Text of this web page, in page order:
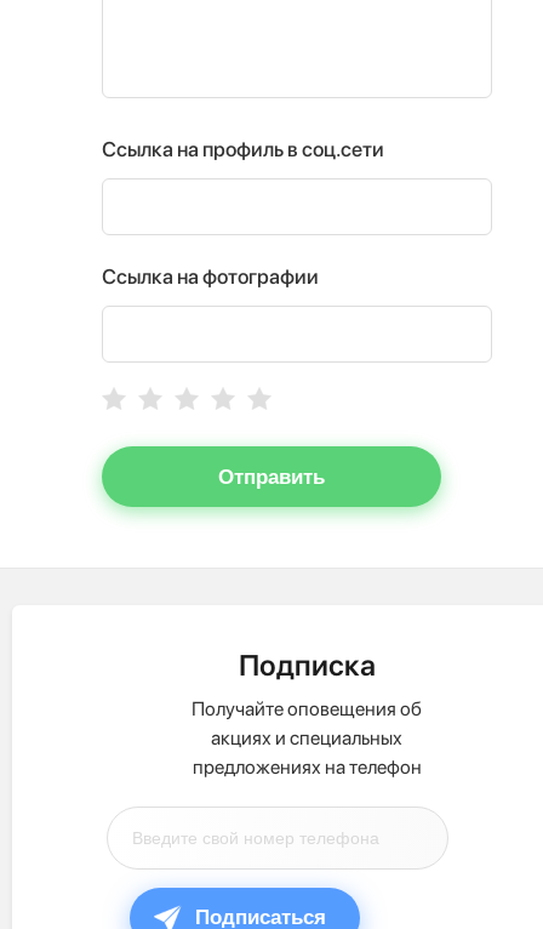
Ссылка на профиль в соц.сети
Ссылка на фотографии
Отправить
Подписка
Получайте оповещения об
акциях и специальных
предложениях на телефон
Подписаться